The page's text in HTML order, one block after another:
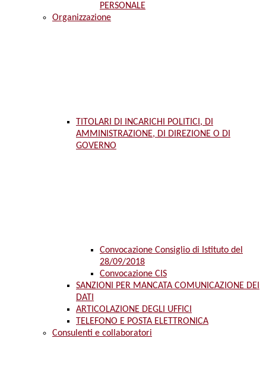
PERSONALE
Organizzazione
TITOLARI DI INCARICHI POLITICI, DI
AMMINISTRAZIONE, DI DIREZIONE O DI
GOVERNO
Convocazione Consiglio di Istituto del
28/09/2018
Convocazione CIS
SANZIONI PER MANCATA COMUNICAZIONE DEI
DATI
ARTICOLAZIONE DEGLI UFFICI
TELEFONO E POSTA ELETTRONICA
Consulenti e collaboratori